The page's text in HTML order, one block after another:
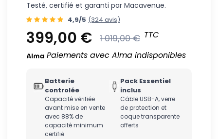
Testé, certifié et garanti par Macavenue.
4,9/5 (324 avis)
399,00 € 1 019,00 € TTC
Paiements avec Alma indisponibles
Batterie
controlée
Capacité vérifiée
avant mise en vente
avec 88% de
capacité minimum
certifié
Pack Essentiel
inclus
Câble USB-A, verre
de protection et
coque transparente
offerts